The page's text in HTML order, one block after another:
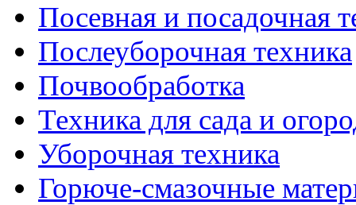
Посевная и посадочная
Послеуборочная техника
Почвообработка
Техника для сада и
Уборочная техника
Горюче-смазочные